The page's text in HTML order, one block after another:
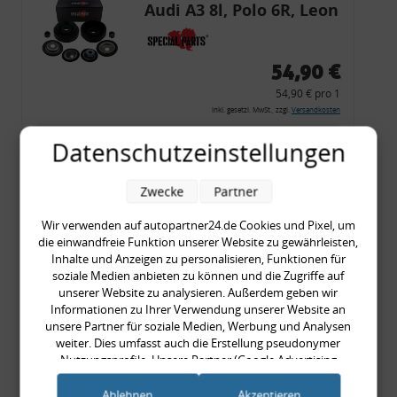
Audi A3 8l, Polo 6R, Leon
54,90 €
54,90 € pro 1
inkl. gesetzl. MwSt., zzgl. Versandkosten
Merkzettel
Rückleuchtenband mit
Blinker, rot, US-Ecken,
Audi 80 Cabrio, Typ 89,
OE-Nr.: 8G0945225 +
8G0945225C
999,99 €
999,99 € pro 1
Datenschutzeinstellungen
Wir verwenden auf autopartner24.de Cookies und Pixel, um
die einwandfreie Funktion unserer Website zu gewährleisten,
Inhalte und Anzeigen zu personalisieren, Funktionen für
soziale Medien anbieten zu können und die Zugriffe auf
unserer Website zu analysieren. Außerdem geben wir
Informationen zu Ihrer Verwendung unserer Website an
unsere Partner für soziale Medien, Werbung und Analysen
weiter. Dies umfasst auch die Erstellung pseudonymer
Nutzungsprofile. Unsere Partner (Google Advertising
Products) führen diese Informationen möglicherweise mit
weiteren Daten zusammen, die Sie ihnen bereitgestellt haben
Zwecke Partner